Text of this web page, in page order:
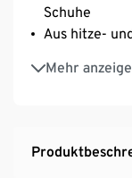
Schuhe
Aus hitze-
Mehr
Mehr